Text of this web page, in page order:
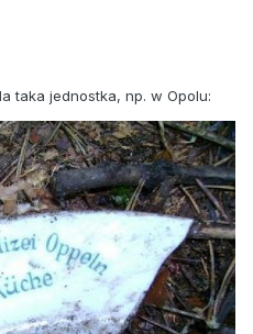
taka jednostka, np. w Opolu: